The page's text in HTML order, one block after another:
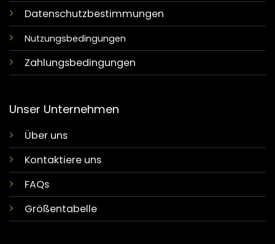
Datenschutzbestimmungen
Nutzungsbedingungen
Zahlungsbedingungen
Unser Unternehmen
Über uns
Kontaktiere uns
FAQs
Größentabelle